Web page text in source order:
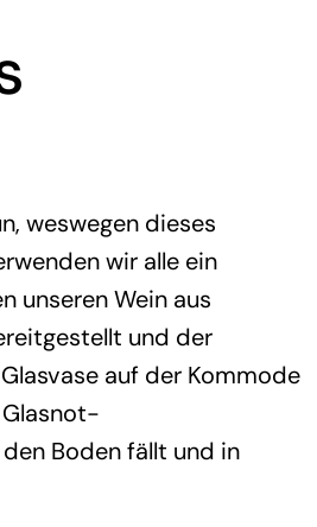
weswegen dieses
wir alle ein
unseren Wein aus
und der
auf der Kommode
Boden fällt und in